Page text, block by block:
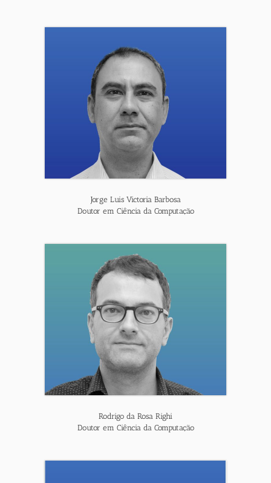
Jorge Luis Victoria Barbosa
Doutor em Ciência da Computação
Rodrigo da Rosa Righi
Doutor em Ciência da Computação